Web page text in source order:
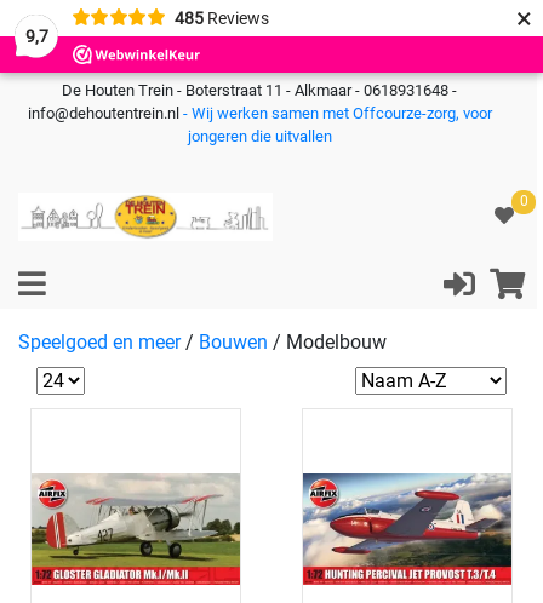
9,7
485 Reviews ×
De Houten Trein - Boterstraat 11 - Alkmaar - 0618931648 -
info@dehoutentrein.nl - Wij werken samen met Offcourze-zorg, voor
jongeren die uitvallen
0
Speelgoed en meer / Bouwen / Modelbouw